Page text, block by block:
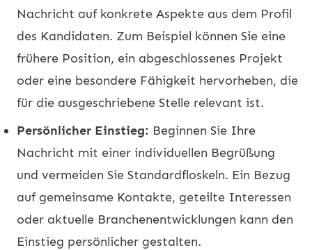
Nachricht auf konkrete Aspekte aus dem Profil
des Kandidaten. Zum Beispiel können Sie eine
frühere Position, ein abgeschlossenes Projekt
oder eine besondere Fähigkeit hervorheben, die
für die ausgeschriebene Stelle relevant ist.
Persönlicher Einstieg: Beginnen Sie Ihre
Nachricht mit einer individuellen Begrüßung
und vermeiden Sie Standardfloskeln. Ein Bezug
auf gemeinsame Kontakte, geteilte Interessen
oder aktuelle Branchenentwicklungen kann den
Einstieg persönlicher gestalten.